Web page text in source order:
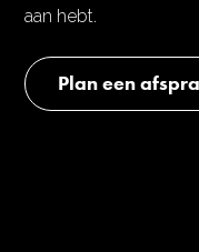
aan hebt.
Plan een